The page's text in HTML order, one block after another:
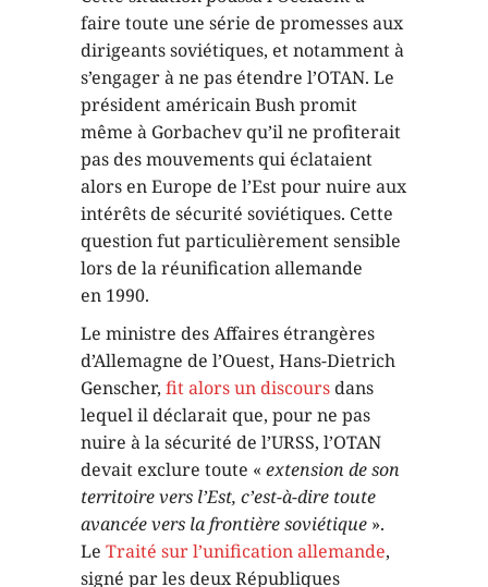
faire toute une série de promesses aux
dirigeants soviétiques, et notamment à
s’engager à ne pas étendre l’OTAN. Le
président américain Bush promit
même à Gorbachev qu’il ne profiterait
pas des mouvements qui éclataient
alors en Europe de l’Est pour nuire aux
intérêts de sécurité soviétiques. Cette
question fut particulièrement sensible
lors de la réunification allemande
en 1990.
Le ministre des Affaires étrangères
d’Allemagne de l’Ouest, Hans-Dietrich
Genscher, fit alors un discoursdans
lequel il déclarait que, pour ne pas
nuire à la sécurité de l’URSS, l’OTAN
devait exclure toute « extension de son
territoire vers l’Est, c’est-à-dire toute
avancée vers la frontière soviétique ».
Le Traité sur l’unification allemande,
signé par les deux Républiques